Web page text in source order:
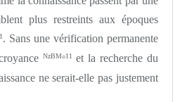
plus restreints aux époques
. Sans une vérification permanente
NzBM°11
et la recherche du
ne serait-elle pas justement